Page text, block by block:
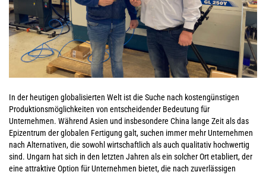
In der heutigen globalisierten Welt ist die Suche nach kostengünstigen
Produktionsmöglichkeiten von entscheidender Bedeutung für
Unternehmen. Während Asien und insbesondere China lange Zeit als das
Epizentrum der globalen Fertigung galt, suchen immer mehr Unternehmen
nach Alternativen, die sowohl wirtschaftlich als auch qualitativ hochwertig
sind. Ungarn hat sich in den letzten Jahren als ein solcher Ort etabliert, der
eine attraktive Option für Unternehmen bietet, die nach zuverlässigen